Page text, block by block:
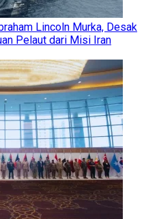
Lincoln Murka, Desak
Pelaut dari Misi Iran